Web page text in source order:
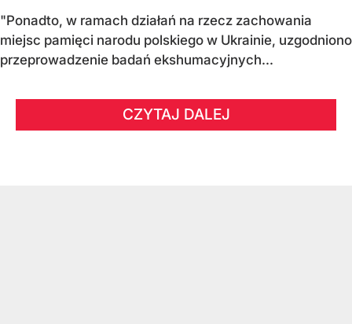
"Ponadto, w ramach działań na rzecz zachowania
miejsc pamięci narodu polskiego w Ukrainie, uzgodniono
przeprowadzenie badań ekshumacyjnych...
CZYTAJ DALEJ